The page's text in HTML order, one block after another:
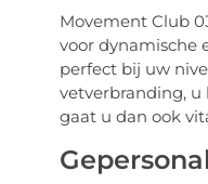
Movement Club
voor dynamische
perfect bij uw
vetverbranding, u
gaat u dan ook